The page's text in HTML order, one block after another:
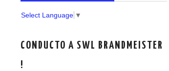
Select Language ▼
CONDUCTO A SWL BRANDMEISTER
!